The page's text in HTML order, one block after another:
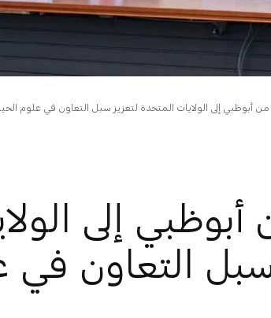
أبوظبي إلى الولايات المتحدة لتعزيز سبل التعاون في علوم
إلى
سبل التعاون في